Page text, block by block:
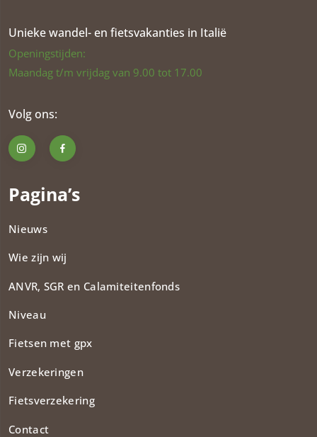
Unieke wandel- en fietsvakanties in Italië
Openingstijden:
Maandag t/m vrijdag van 9.00 tot 17.00
Volg ons:
Pagina’s
Nieuws
Wie zijn wij
ANVR, SGR en Calamiteitenfonds​
Niveau
Fietsen met gpx
Verzekeringen
Fietsverzekering
Contact